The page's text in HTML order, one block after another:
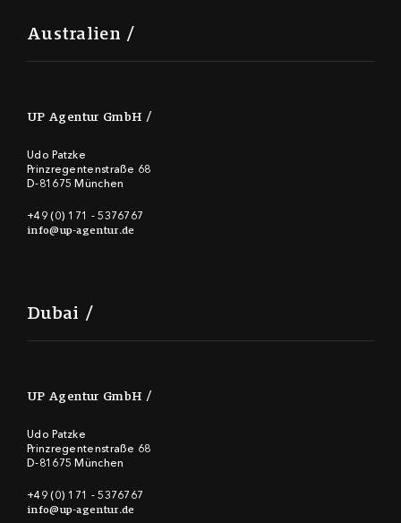
Australien
UP Agentur GmbH
Udo Patzke
Prinzregentenstraße 68
D-81675 München
+49 (0) 171 - 5376767
info@up-agentur.de
Dubai
UP Agentur GmbH
Udo Patzke
Prinzregentenstraße 68
D-81675 München
+49 (0) 171 - 5376767
info@up-agentur.de